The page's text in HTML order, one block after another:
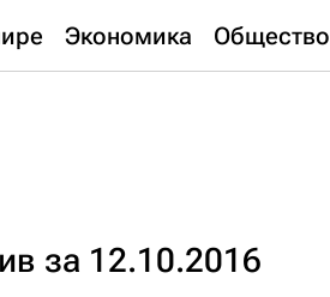
Экономика Общество
за 12.10.2016